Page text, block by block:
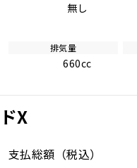
無し
排気量
660cc
X
支払総額 （税込）